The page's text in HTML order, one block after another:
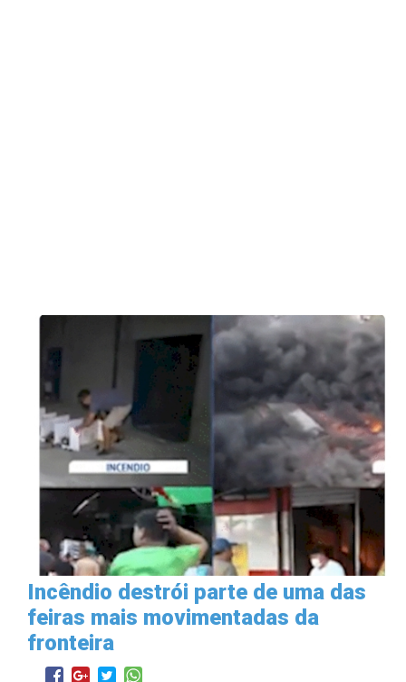
Incêndio destrói parte de uma das
feiras mais movimentadas da
fronteira